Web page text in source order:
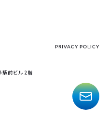
PRIVACY POLICY
前ビル 2階